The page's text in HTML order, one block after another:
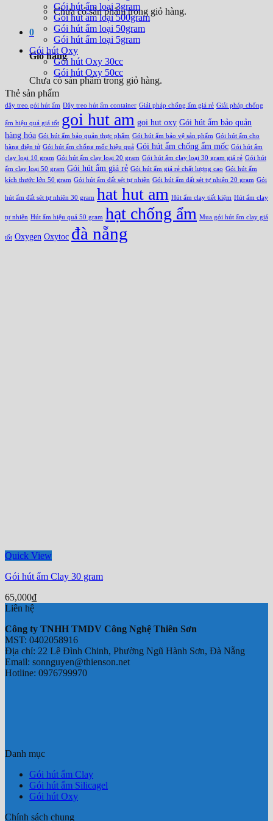
Chưa có sản phẩm trong giỏ hàng.
0
Giỏ hàng
Chưa có sản phẩm trong giỏ hàng.
Gói hút ẩm loại 3gram
Gói hút ẩm loại 500gram
Gói hút ẩm loại 50gram
Gói hút ẩm loại 5gram
Gói hút Oxy
Gói hút Oxy 30cc
Gói hút Oxy 50cc
Thẻ sản phẩm
dây treo gói hút ẩm Dây treo hút ẩm container Giải pháp chống ẩm giá rẻ Giải pháp chống
ẩm hiệu quả giá tốt goi hut am goi hut oxy Gói hút ẩm bảo quản
hàng hóa Gói hút ẩm bảo quản thực phẩm Gói hút ẩm bảo vệ sản phẩm Gói hút ẩm cho
hàng điện tử Gói hút ẩm chống mốc hiệu quả Gói hút ẩm chống ẩm mốc Gói hút ẩm
clay loại 10 gram Gói hút ẩm clay loại 20 gram Gói hút ẩm clay loại 30 gram giá rẻ Gói hút
ẩm clay loại 50 gram Gói hút ẩm giá rẻ Gói hút ẩm giá rẻ chất lượng cao Gói hút ẩm
kích thước lớn 50 gram Gói hút ẩm đất sét tự nhiên Gói hút ẩm đất sét tự nhiên 20 gram Gói
hút ẩm đất sét tự nhiên 30 gram hat hut am Hút ẩm clay tiết kiệm Hút ẩm clay
tự nhiên Hút ẩm hiệu quả 50 gram hạt chống ẩm Mua gói hút ẩm clay giá
tốt Oxygen Oxytoc đà nẵng
Quick View
Gói hút ẩm Clay 30 gram
65,000₫
Liên hệ
Công ty TNHH TMDV Công Nghệ Thiên Sơn
MST: 0402058916
Địa chỉ: 22 Lê Đình Chinh, Phường Ngũ Hành Sơn, Đà Nẵng
Email: sonnguyen@thienson.net
Hotline: 0976799970
Danh mục
Gói hút ẩm Clay
Gói hút ẩm Silicagel
Gói hút Oxy
Chính sách chung